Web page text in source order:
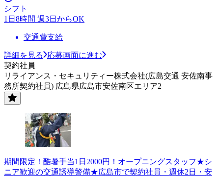
シフト
1日8時間 週3日からOK
交通費支給
詳細を見る
応募画面に進む
契約社員
リライアンス・セキュリティー株式会社(広島交通 安佐南事
務所契約社員) 広島県広島市安佐南区エリア2
期間限定！酷暑手当1日2000円！オープニングスタッフ★シ
ニア歓迎の交通誘導警備★広島市で契約社員・週休2日・安